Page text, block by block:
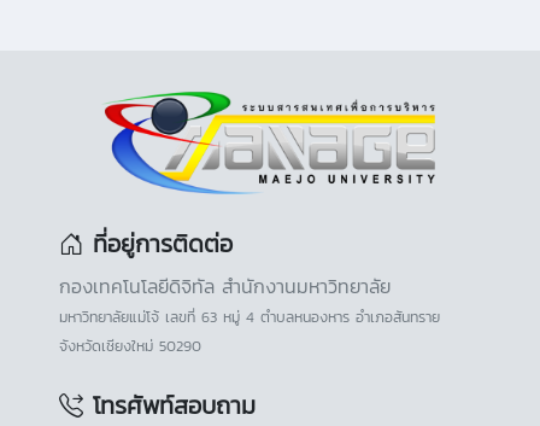
ที่อยู่การติดต่อ
กองเทคโนโลยีดิจิทัล สำนักงานมหาวิทยาลัย
มหาวิทยาลัยแม่โจ้ เลขที่ 63 หมู่ 4 ตำบลหนองหาร อำเภอสันทราย
จังหวัดเชียงใหม่ 50290
โทรศัพท์สอบถาม